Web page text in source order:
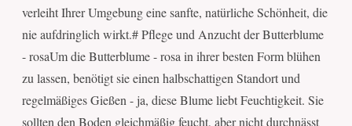
verleiht Ihrer Umgebung eine sanfte, natürliche Schönheit, die
nie aufdringlich wirkt.# Pflege und Anzucht der Butterblume
- rosaUm die Butterblume - rosa in ihrer besten Form blühen
zu lassen, benötigt sie einen halbschattigen Standort und
regelmäßiges Gießen - ja, diese Blume liebt Feuchtigkeit. Sie
sollten den Boden gleichmäßig feucht, aber nicht durchnässt